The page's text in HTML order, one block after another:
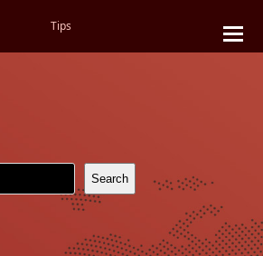
Tips
Search